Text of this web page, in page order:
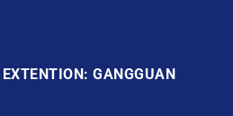
GANGGUAN